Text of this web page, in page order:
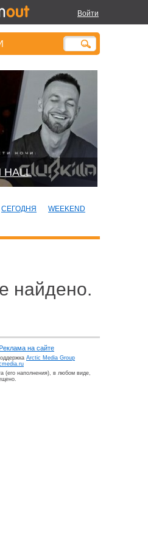
Войти
HALL
СЕГОДНЯ
WEEKEND
найдено.
на сайте
Arctic Media Group
(его наполнения), в любом виде,